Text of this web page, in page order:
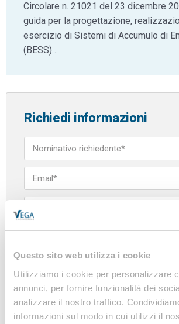
Questo sito web utilizza i cookie
Utilizziamo i cookie per personalizzare
annunci, per fornire funzionalità dei
analizzare il nostro traffico.
informazioni sul modo in cui utilizzi il
Circolare n. 21021 del 23 dicembre
guida per la progettazione,
esercizio di Sistemi di Accumulo di
(BESS)…
Richiedi informazioni